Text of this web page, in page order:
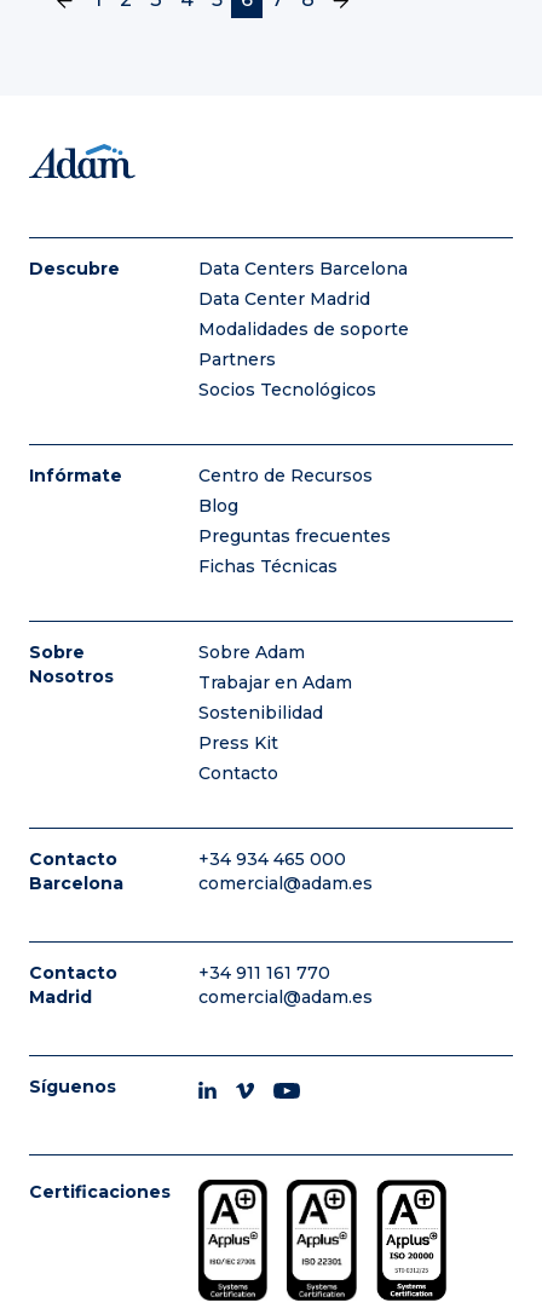
Descubre
Data Centers Barcelona
Data Center Madrid
Modalidades de soporte
Partners
Socios Tecnológicos
Infórmate
Centro de Recursos
Blog
Preguntas frecuentes
Fichas Técnicas
Sobre
Nosotros
Sobre Adam
Trabajar en Adam
Sostenibilidad
Press Kit
Contacto
Contacto
Barcelona
+34 934 465 000
comercial@adam.es
Contacto
Madrid
+34 911 161 770
comercial@adam.es
Síguenos
Certificaciones